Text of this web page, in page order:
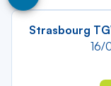
Strasbourg
16/